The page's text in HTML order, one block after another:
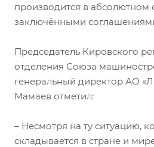
производится в абсолютном
заключёнными
Председатель Кировского
отделения Союза
генеральный директор АО
Мамаев отметил:
– Несмотря на ту ситуацию,
складывается в стране и